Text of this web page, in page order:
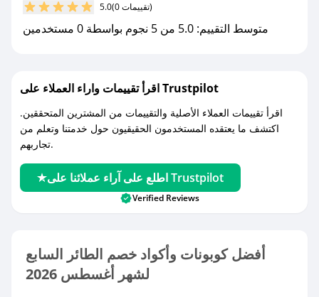
مع صحصح، تسوق بذكاء ووفّر على كل مشترياتك مع
كوبونات خصم حصرية من الطائر السابع!
5.0 (0 تقييمات)
متوسط التقييم: 5.0 من 5 نجوم بواسطة 0 مستخدمين
اقرأ تقييمات واراء العملاء على Trustpilot
اقرأ تقييمات العملاء الأصلية والتقييمات من المشترين المتحققين.
اكتشف ما يعتقده المستخدمون الحقيقيون حول خدمتنا وتعلم من
تجاربهم.
اطلع على آراء عملائنا على Trustpilot
Verified Reviews
أفضل كوبونات وأكواد خصم الطائر السابع
لشهر أغسطس 2026